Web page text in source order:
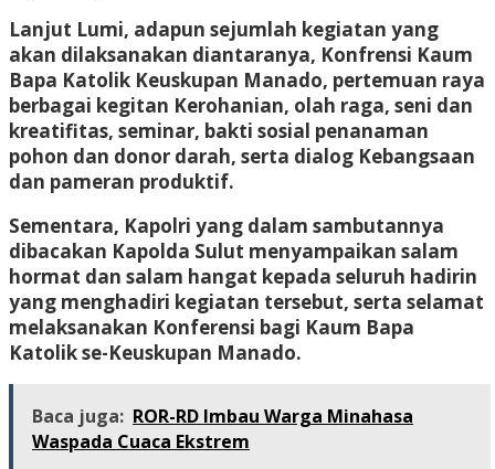
Lanjut Lumi, adapun sejumlah kegiatan yang
akan dilaksanakan diantaranya, Konfrensi Kaum
Bapa Katolik Keuskupan Manado, pertemuan raya
berbagai kegitan Kerohanian, olah raga, seni dan
kreatifitas, seminar, bakti sosial penanaman
pohon dan donor darah, serta dialog Kebangsaan
dan pameran produktif.
Sementara, Kapolri yang dalam sambutannya
dibacakan Kapolda Sulut menyampaikan salam
hormat dan salam hangat kepada seluruh hadirin
yang menghadiri kegiatan tersebut, serta selamat
melaksanakan Konferensi bagi Kaum Bapa
Katolik se-Keuskupan Manado.
Baca juga: ROR-RD Imbau Warga Minahasa
Waspada Cuaca Ekstrem